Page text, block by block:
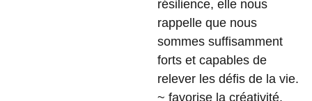
résilience, elle nous
rappelle que nous
sommes suffisamment
forts et capables de
relever les défis de la vie.
~ favorise la créativité.